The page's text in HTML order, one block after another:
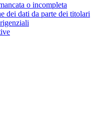
o incompleta
dei dati da parte dei titolari